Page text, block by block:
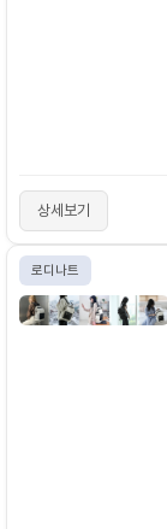
상세보기
로디나트